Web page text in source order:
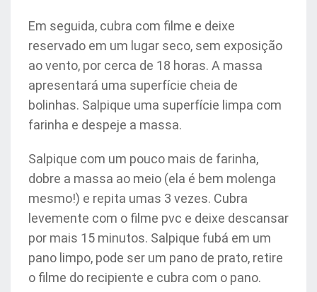
Em seguida, cubra com filme e deixe
reservado em um lugar seco, sem exposição
ao vento, por cerca de 18 horas. A massa
apresentará uma superfície cheia de
bolinhas. Salpique uma superfície limpa com
farinha e despeje a massa.
Salpique com um pouco mais de farinha,
dobre a massa ao meio (ela é bem molenga
mesmo!) e repita umas 3 vezes. Cubra
levemente com o filme pvc e deixe descansar
por mais 15 minutos. Salpique fubá em um
pano limpo, pode ser um pano de prato, retire
o filme do recipiente e cubra com o pano.